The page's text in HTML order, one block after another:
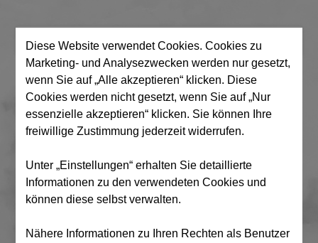
Mein Warenkorb
Login/Mein Konto
Merkliste
Login/Mein Konto
Bitte melden Sie sich mit Ihrem Benutzernamen und
Passwort an.
Passwort
Diese Website verwendet Cookies. Cookies zu
Marketing- und Analysezwecken werden nur gesetzt,
wenn Sie auf „Alle akzeptieren“ klicken. Diese
Cookies werden nicht gesetzt, wenn Sie auf „Nur
essenzielle akzeptieren“ klicken. Sie können Ihre
freiwillige Zustimmung jederzeit widerrufen.
Unter „Einstellungen“ erhalten Sie detaillierte
Informationen zu den verwendeten Cookies und
können diese selbst verwalten.
Nähere Informationen zu Ihren Rechten als Benutzer